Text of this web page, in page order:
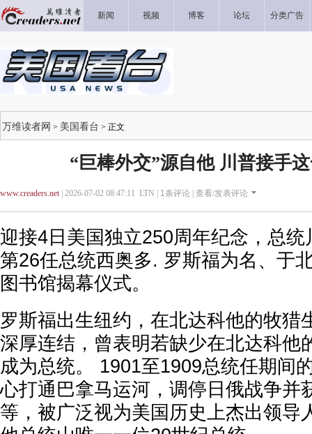
新闻 视频 博客 论坛 分类广告
万维读者网 > 美国看台 > 正文
“巨棒外交”源自他 川普接手
www.creaders.net| 2026-07-02 08:47:11 LTN | 1条评论 | 查看/发表评论
迎接4日美国独立250周年纪念，总
第26任总统西奥多. 罗斯福为名、于
图书馆揭幕仪式。
罗斯福出生纽约，在北达科他的牧猎
深厚连结，曾表明若缺少在北达科他
成为总统。 1901至1909总统任期间
心打通巴拿马运河，调停日俄战争并
等，被广泛视为美国历史上杰出领导